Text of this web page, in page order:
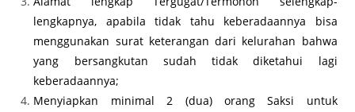
lengkapnya, apabila tidak tahu keberadaannya bisa
menggunakan surat keterangan dari kelurahan bahwa
yang bersangkutan sudah tidak diketahui lagi
keberadaannya;
Menyiapkan minimal 2 (dua) orang Saksi untuk